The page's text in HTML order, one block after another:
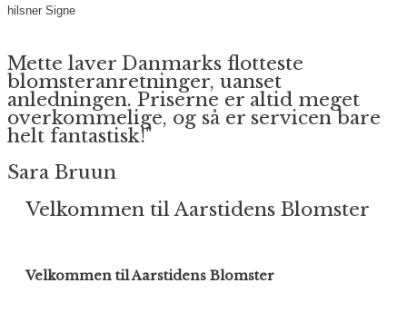
hilsner Signe
Mette laver Danmarks flotteste
blomsteranretninger, uanset
anledningen. Priserne er altid meget
overkommelige, og så er servicen bare
helt fantastisk!"
Sara Bruun
Velkommen til Aarstidens Blomster
Velkommen til Aarstidens Blomster